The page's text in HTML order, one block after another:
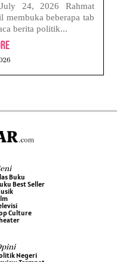
24, 2026 Rahmat
membuka beberapa tab
berita politik...
Buku
Best Seller
Culture
Negeri